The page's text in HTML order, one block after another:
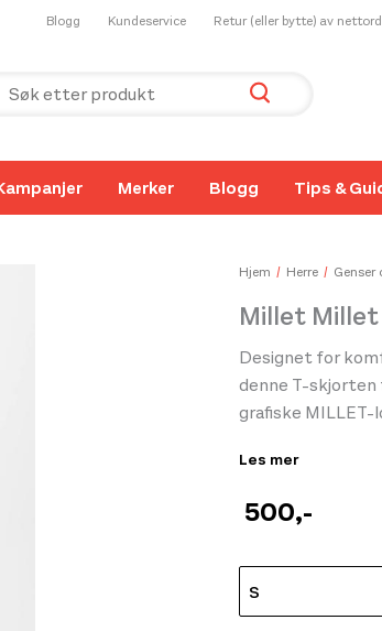
Blogg Kundeservice Retur (eller bytte) av
Merker Blogg Tips &
Hjem Herre Genser
Millet Millet
500,-
Designet for
denne T-skjorten
grafiske
varig komfort. Til
Millet-logoen på
Les mer